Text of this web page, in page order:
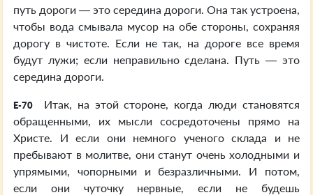
путь дороги — это середина дороги. Она так устроена,
чтобы вода смывала мусор на обе стороны, сохраняя
дорогу в чистоте. Если не так, на дороге все время
будут лужи; если неправильно сделана. Путь — это
середина дороги.
E-70
Итак, на этой стороне, когда люди становятся
обращенными, их мысли сосредоточены прямо на
Христе. И если они немного ученого склада и не
пребывают в молитве, они станут очень холодными и
упрямыми, чопорными и безразличными. И потом,
если они чуточку нервные, если не будешь